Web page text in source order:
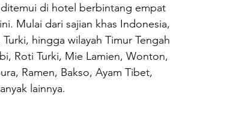
di hotel berbintang empat
Mulai dari sajian khas Indonesia,
hingga wilayah Timur Tengah
Roti Turki, Mie Lamien, Wonton,
Ramen, Bakso, Ayam Tibet,
lainnya.